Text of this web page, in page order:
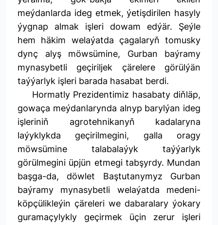
meýdanlarda ideg etmek, ýetişdirilen hasyly
ýygnap almak işleri dowam edýär. Şeýle
hem häkim welaýatda çagalaryň tomusky
dynç alyş möwsümine, Gurban baýramy
mynasybetli geçiriljek çärelere görülýän
taýýarlyk işleri barada hasabat berdi.
Hormatly Prezidentimiz hasabaty diňläp,
gowaça meýdanlarynda alnyp barylýan ideg
işleriniň agrotehnikanyň kadalaryna
laýyklykda geçirilmegini, galla oragy
möwsümine talabalaýyk taýýarlyk
görülmegini üpjün etmegi tabşyrdy. Mundan
başga-da, döwlet Baştutanymyz Gurban
baýramy mynasybetli welaýatda medeni-
köpçülikleýin çäreleri we dabaralary ýokary
guramaçylykly geçirmek üçin zerur işleri